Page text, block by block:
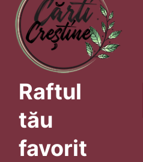
Raftul
tău
favorit